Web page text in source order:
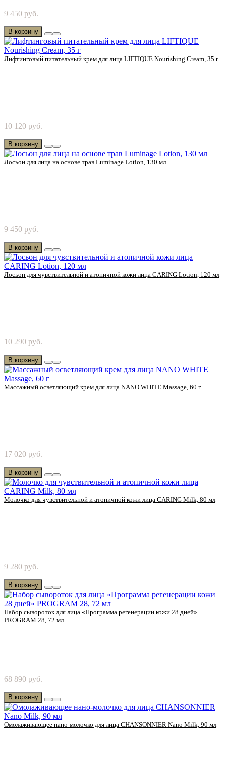
Cosmetics! Делает кожу более упругой и подтягива..
9 450 руб.
В корзину
Лифтинговый питательный крем для лица LIFTIQUE Nourishing Cream, 35 г
Cosmetics! Ощущение, которое плавно сливается ..
10 120 руб.
В корзину
Лосьон для лица на основе трав Luminage Lotion, 130 мл
Cosmetics! Непоколебимая красота для ко..
9 450 руб.
В корзину
Лосьон для чувствительной и атопичной кожи лица CARING Lotion, 120 мл
лица от Chanson Cosmetics! Мягкий лечебный ..
10 290 руб.
В корзину
Массажный осветляющий крем для лица NANO WHITE Massage, 60 г
Cosmetics! Бережный уход за зрелой кожей. И..
17 020 руб.
В корзину
Молочко для чувствительной и атопичной кожи лица CARING Milk, 80 мл
лица от Chanson Cosmetics! Лечебный молочн..
9 280 руб.
В корзину
Набор сывороток для лица «Программа регенерации кожи 28 дней»
PROGRAM 28, 72 мл
Chanson Cosmetics! Акцент на регенерацию ..
68 890 руб.
В корзину
Омолаживающее нано-молочко для лица CHANSONNIER Nano Milk, 90 мл